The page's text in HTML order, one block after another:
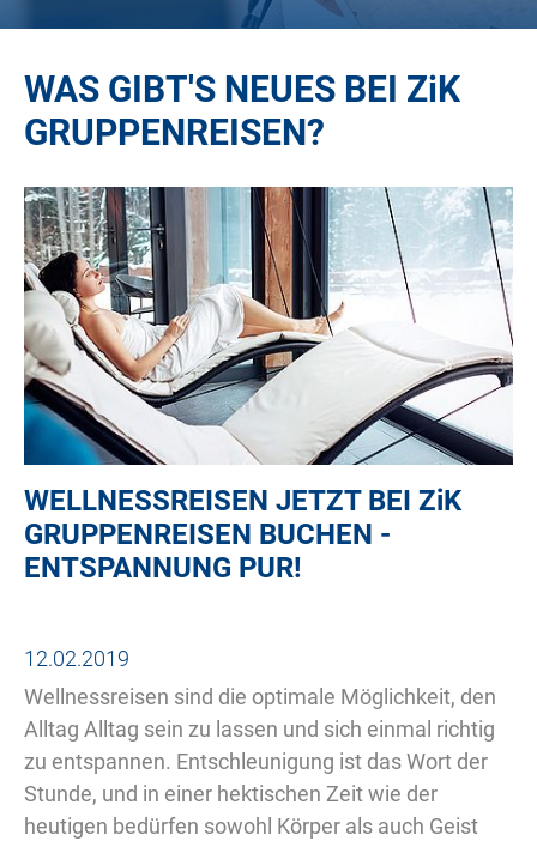
WAS GIBT'S NEUES BEI ZiK
GRUPPENREISEN?
WELLNESSREISEN JETZT BEI ZiK
GRUPPENREISEN BUCHEN -
ENTSPANNUNG PUR!
12.02.2019
Wellnessreisen sind die optimale Möglichkeit, den
Alltag Alltag sein zu lassen und sich einmal richtig
zu entspannen. Entschleunigung ist das Wort der
Stunde, und in einer hektischen Zeit wie der
heutigen bedürfen sowohl Körper als auch Geist